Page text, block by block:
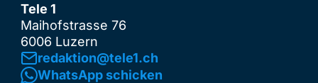
Tele 1
Maihofstrasse 76
6006 Luzern
redaktion@tele1.ch
WhatsApp schicken